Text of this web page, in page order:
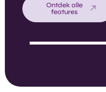
Ontdek alle
features